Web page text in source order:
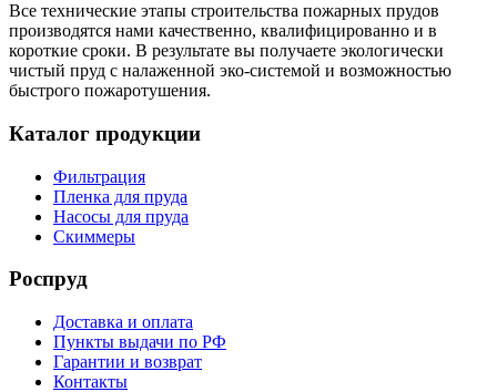
Все технические этапы строительства пожарных прудов
производятся нами качественно, квалифицированно и в
короткие сроки. В результате вы получаете экологически
чистый пруд с налаженной эко-системой и возможностью
быстрого пожаротушения.
Каталог продукции
Фильтрация
Пленка для пруда
Насосы для пруда
Скиммеры
Роспруд
Доставка и оплата
Пункты выдачи по РФ
Гарантии и возврат
Контакты